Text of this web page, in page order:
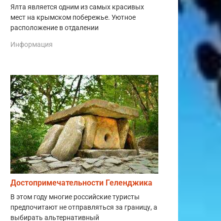
Ялта является одним из самых красивых
мест на крымском побережье. Уютное
расположение в отдалении
Информация
Достопримечательности Геленджика
В этом году многие российские туристы
предпочитают не отправляться за границу, а
выбирать альтернативный